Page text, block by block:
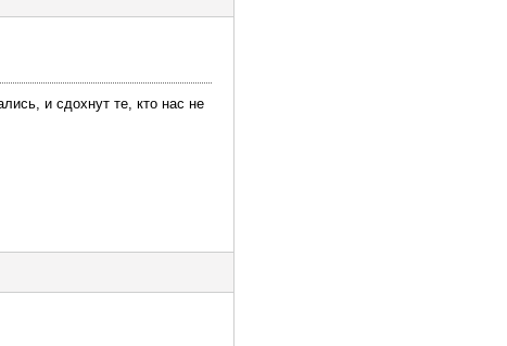
и сдохнут те, кто нас не